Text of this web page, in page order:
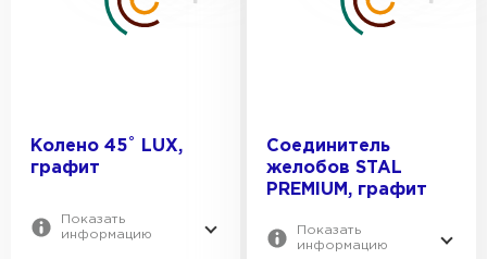
Колено 45˚ LUX,
графит
Показать
информацию
Соединитель
желобов STAL
PREMIUM, графит
Показать
информацию